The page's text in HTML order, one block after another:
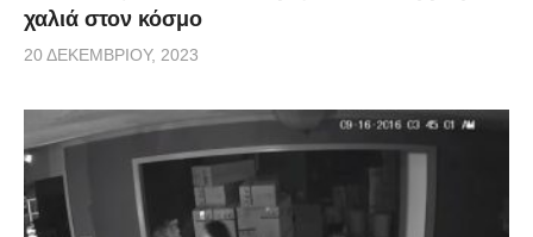
χαλιά στον κόσμο
20 ΔΕΚΕΜΒΡΊΟΥ, 2023